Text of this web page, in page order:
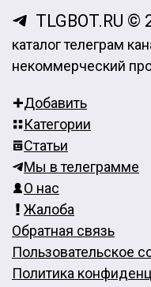
TLGBOT.RU ©
каталог телеграм
некоммерческий
Добавить
Категории
Статьи
Мы в телеграмме
О нас
Жалоба
Обратная связь
Пользовательское
Политика